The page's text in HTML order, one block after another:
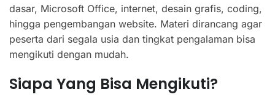
dasar, Microsoft Office, internet, desain grafis, coding,
hingga pengembangan website. Materi dirancang agar
peserta dari segala usia dan tingkat pengalaman bisa
mengikuti dengan mudah.
Siapa Yang Bisa Mengikuti?